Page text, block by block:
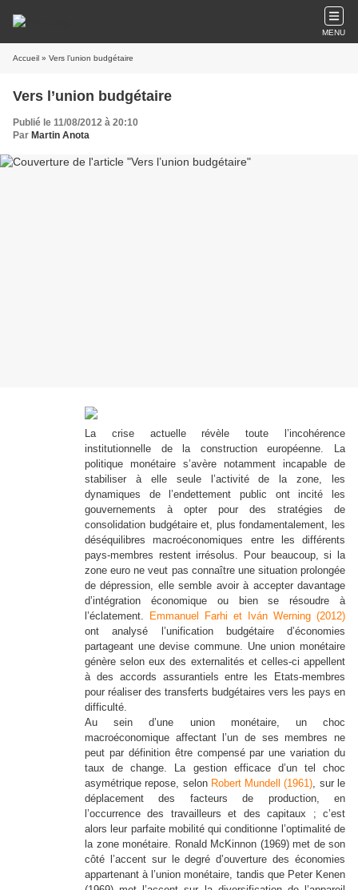
MENU
Accueil » Vers l’union budgétaire
Vers l’union budgétaire
Publié le 11/08/2012 à 20:10
Par Martin Anota
La crise actuelle révèle toute l’incohérence
institutionnelle de la construction européenne. La
politique monétaire s’avère notamment incapable de
stabiliser à elle seule l’activité de la zone, les
dynamiques de l’endettement public ont incité les
gouvernements à opter pour des stratégies de
consolidation budgétaire et, plus fondamentalement, les
déséquilibres macroéconomiques entre les différents
pays-membres restent irrésolus. Pour beaucoup, si la
zone euro ne veut pas connaître une situation prolongée
de dépression, elle semble avoir à accepter davantage
d’intégration économique ou bien se résoudre à
l’éclatement.
Emmanuel Farhi et Iván Werning (2012)
ont analysé l’unification budgétaire d’économies
partageant une devise commune. Une union monétaire
génère selon eux des externalités et celles-ci appellent
à des accords assurantiels entre les Etats-membres
pour réaliser des transferts budgétaires vers les pays en
difficulté.
Au sein d’une union monétaire, un choc
macroéconomique affectant l’un de ses membres ne
peut par définition être compensé par une variation du
taux de change. La gestion efficace d’un tel choc
asymétrique repose, selon Robert Mundell (1961), sur le
déplacement des facteurs de production, en
l’occurrence des travailleurs et des capitaux ; c’est
alors leur parfaite mobilité qui conditionne l’optimalité de
la zone monétaire. Ronald McKinnon (1969) met de son
côté l’accent sur le degré d’ouverture des économies
appartenant à l’union monétaire, tandis que Peter Kenen